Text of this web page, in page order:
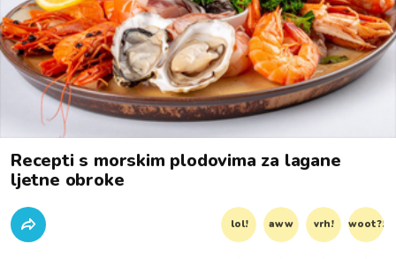
Recepti s morskim plodovima za lagane
ljetne obroke
lol! aww vrh! woot?!